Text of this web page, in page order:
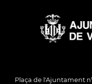
Plaça de l'Ajuntament